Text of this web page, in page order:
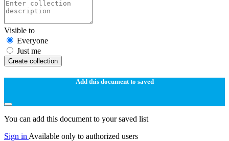
Visible to
Everyone
Just me
Create collection
Add this document to saved
You can add this document to your saved list
Sign in Available only to authorized users